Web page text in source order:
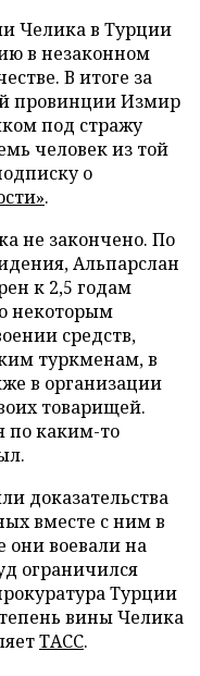
Челика в Турции
в незаконном
В итоге за
провинции Измир
под стражу
человек из той
о
.
не закончено. По
Альпарслан
к 2,5 годам
некоторым
средств,
туркменам, в
в организации
товарищей.
по каким-то
доказательства
вместе с ним в
они воевали на
ограничился
Турции
вины Челика
ТАСС.